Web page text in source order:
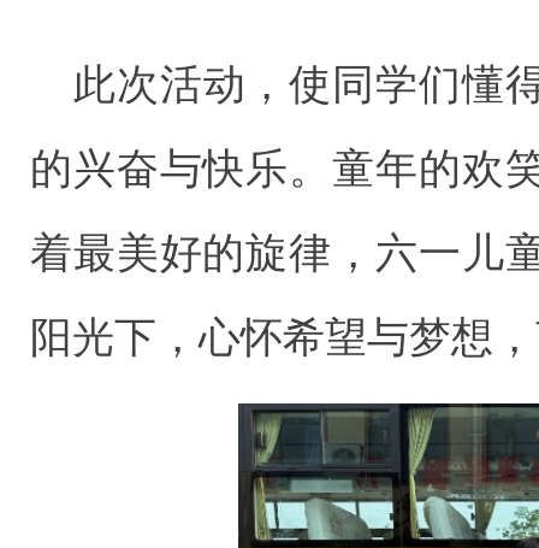
此次活动，使同学们懂
的兴奋与快乐。童年的欢
着最美好的旋律，六一儿
阳光下，心怀希望与梦想